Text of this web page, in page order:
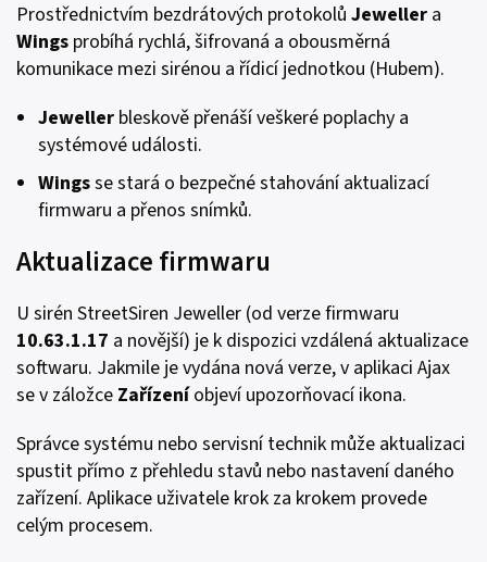
Prostřednictvím bezdrátových protokolů Jeweller a
Wings probíhá rychlá, šifrovaná a obousměrná
komunikace mezi sirénou a řídicí jednotkou (Hubem).
Jeweller bleskově přenáší veškeré poplachy a
systémové události.
Wingsse stará o bezpečné stahování aktualizací
firmwaru a přenos snímků.
Aktualizace firmwaru
U sirén StreetSiren Jeweller (od verze firmwaru
10.63.1.17 a novější) je k dispozici vzdálená aktualizace
softwaru. Jakmile je vydána nová verze, v aplikaci Ajax
se v záložce Zařízeníobjeví upozorňovací ikona.
Správce systému nebo servisní technik může aktualizaci
spustit přímo z přehledu stavů nebo nastavení daného
zařízení. Aplikace uživatele krok za krokem provede
celým procesem.